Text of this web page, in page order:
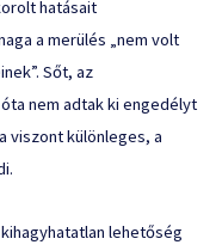
​​hatásait
a merülés „nem volt
Sőt, az
nem adtak ki engedélyt
viszont különleges, a
lehetőség